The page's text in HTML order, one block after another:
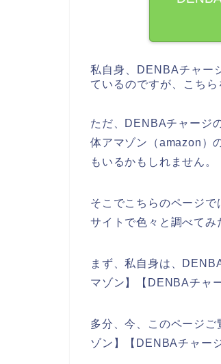
私自身、DENBAチャー
ているのですが、こち
ただ、DENBAチャージ
体アマゾン（amazon）
もいるかもしれません。
そこでこちらのページ
サイトで色々と調べてみ
まず、私自身は、
マゾン】【DENBAチャ
多分、今、このページ
ゾン】【DENBAチャー